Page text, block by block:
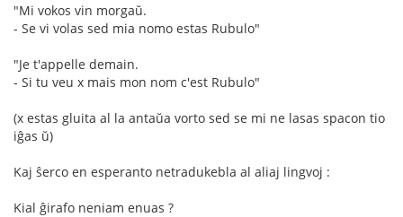
"Mi vokos vin morgaŭ.
- Se vi volas sed mia nomo estas Rubulo"
"Je t'appelle demain.
- Si tu veu x mais mon nom c'est Rubulo"
(x estas gluita al la antaŭa vorto sed se mi ne lasas spacon tio
iĝas ŭ)
Kaj ŝerco en esperanto netradukebla al aliaj lingvoj :
Kial ĝirafo neniam enuas ?